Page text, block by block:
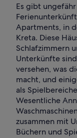
Es gibt
Apartments, in
Kreta. Diese
Schlafzimmern
Unterkünfte
versehen, was
macht, und
als
Wesentliche
zusammen mit
Büchern und